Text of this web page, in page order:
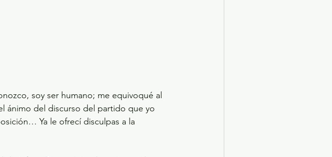
soy ser humano; me equivoqué al
ánimo del discurso del partido que yo
Ya le ofrecí disculpas a la